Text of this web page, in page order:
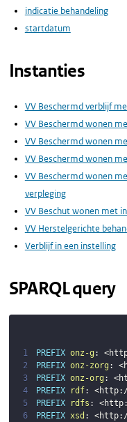
indicatie behandeling
startdatum
Instanties
VV Beschermd verblijf
VV Beschermd wonen
VV Beschermd wonen
VV Beschermd wonen
VV Beschermd wonen
verpleging
VV Beschut wonen met
VV Herstelgerichte
Verblijf in een instelling
SPARQL query
1 PREFIX onz-g : <
2
PREFIX onz-zorg : <
3
PREFIX onz-org : <
4
PREFIX rdf: <
5
PREFIX rdfs : <
6
PREFIX xsd : <http://